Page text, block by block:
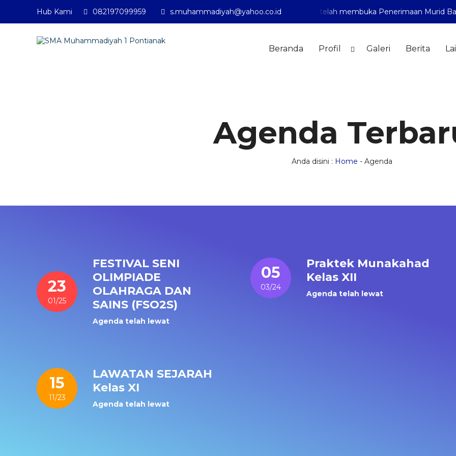
Hub Kami 082197099959 s.muhammadiyah@yahoo.co.id
SMA Muhammadiyah 1 Pontianak telah membuka Penerimaan Murid Baru
Beranda Profil Galeri Berita
Agenda
Anda disini : Home - Agenda
23
01/25
FESTIVAL SENI
OLIMPIADE
OLAHRAGA DAN
SAINS (FSO2S)
Agenda telah lewat
05
03/24
Praktek Munakahad
Kelas XII
Agenda telah lewat
15
11/23
LAWATAN SEJARAH
Kelas XI
Agenda telah lewat